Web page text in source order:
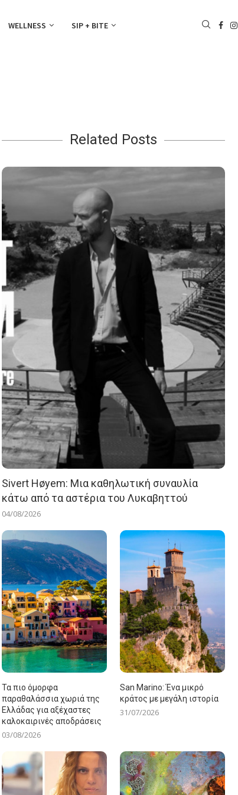
WELLNESS SIP + BITE
Related Posts
Sivert Høyem: Μια καθηλωτική συναυλία
κάτω από τα αστέρια του Λυκαβηττού
04/08/2026
Τα πιο όμορφα
παραθαλάσσια χωριά της
Ελλάδας για αξέχαστες
καλοκαιρινές αποδράσεις
03/08/2026
San Marino: Ένα μικρό
κράτος με μεγάλη ιστορία
31/07/2026